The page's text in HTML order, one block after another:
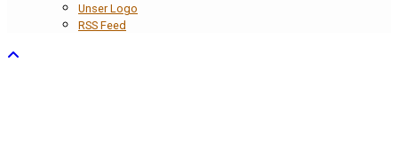
Unser Logo
RSS Feed